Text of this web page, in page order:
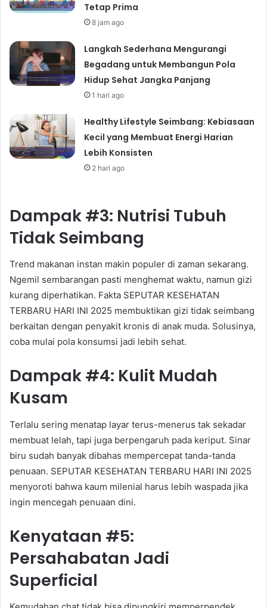
Tetap Prima
8 jam ago
Langkah Sederhana Mengurangi
Begadang untuk Membangun Pola
Hidup Sehat Jangka Panjang
1 hari ago
Healthy Lifestyle Seimbang: Kebiasaan
Kecil yang Membuat Energi Harian
Lebih Konsisten
2 hari ago
Dampak #3: Nutrisi Tubuh
Tidak Seimbang
Trend makanan instan makin populer di zaman sekarang.
Ngemil sembarangan pasti menghemat waktu, namun gizi
kurang diperhatikan. Fakta SEPUTAR KESEHATAN
TERBARU HARI INI 2025 membuktikan gizi tidak seimbang
berkaitan dengan penyakit kronis di anak muda. Solusinya,
coba mulai pola konsumsi jadi lebih sehat.
Dampak #4: Kulit Mudah
Kusam
Terlalu sering menatap layar terus-menerus tak sekadar
membuat lelah, tapi juga berpengaruh pada keriput. Sinar
biru sudah banyak dibahas mempercepat tanda-tanda
penuaan. SEPUTAR KESEHATAN TERBARU HARI INI 2025
menyoroti bahwa kaum milenial harus lebih waspada jika
ingin mencegah penuaan dini.
Kenyataan #5:
Persahabatan Jadi
Superficial